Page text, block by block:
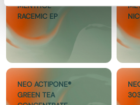
MENTHOL
RACEMIC EP
NEO ACTIPONE®
GREEN TEA